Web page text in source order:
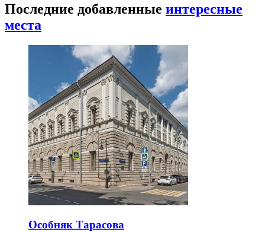
Последние добавленные интересные
места
Особняк Тарасова